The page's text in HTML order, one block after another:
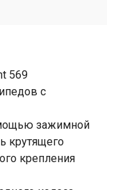
569
с
зажимной
крутящего
крепления